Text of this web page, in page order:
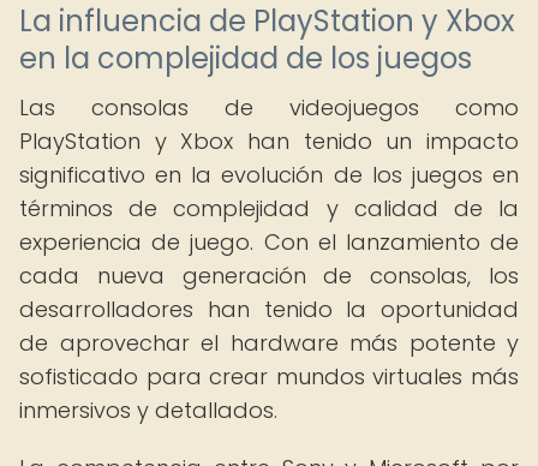
La influencia de PlayStation y Xbox
en la complejidad de los juegos
Las consolas de videojuegos como
PlayStation y Xbox han tenido un impacto
significativo en la evolución de los juegos en
términos de complejidad y calidad de la
experiencia de juego. Con el lanzamiento de
cada nueva generación de consolas, los
desarrolladores han tenido la oportunidad
de aprovechar el hardware más potente y
sofisticado para crear mundos virtuales más
inmersivos y detallados.